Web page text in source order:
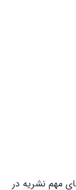
مهم نشریه در